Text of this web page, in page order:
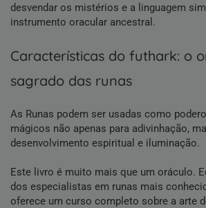
desvendar os mistérios e a linguagem
instrumento oracular ancestral.
características do futhark: o oráculo
sagrado das runas
As Runas podem ser usadas como
mágicos não apenas para adivinhação,
desenvolvimento espiritual e iluminação.
Este livro é muito mais que um oráculo.
dos especialistas em runas mais
oferece um curso completo sobre a arte